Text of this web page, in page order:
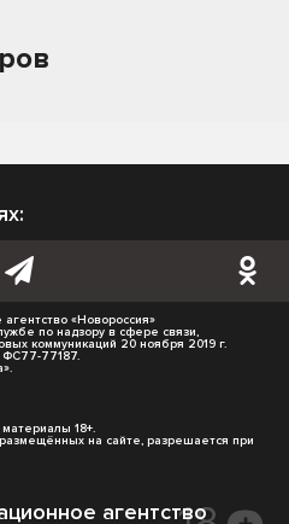
«Новороссия»
по надзору в сфере связи,
коммуникаций 20 ноября 2019 г.
ФС77-77187.
18+.
на сайте, разрешается при
агентство